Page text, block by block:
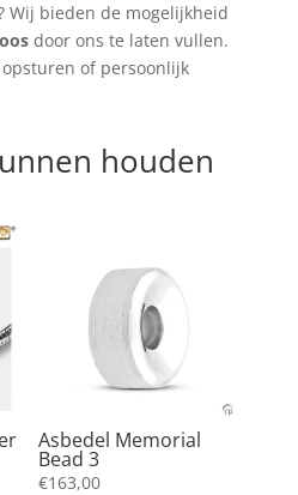
Wij bieden de mogelijkheid
door ons te laten vullen.
of persoonlijk
houden
Asbedel Memorial
Bead 3
€163,00